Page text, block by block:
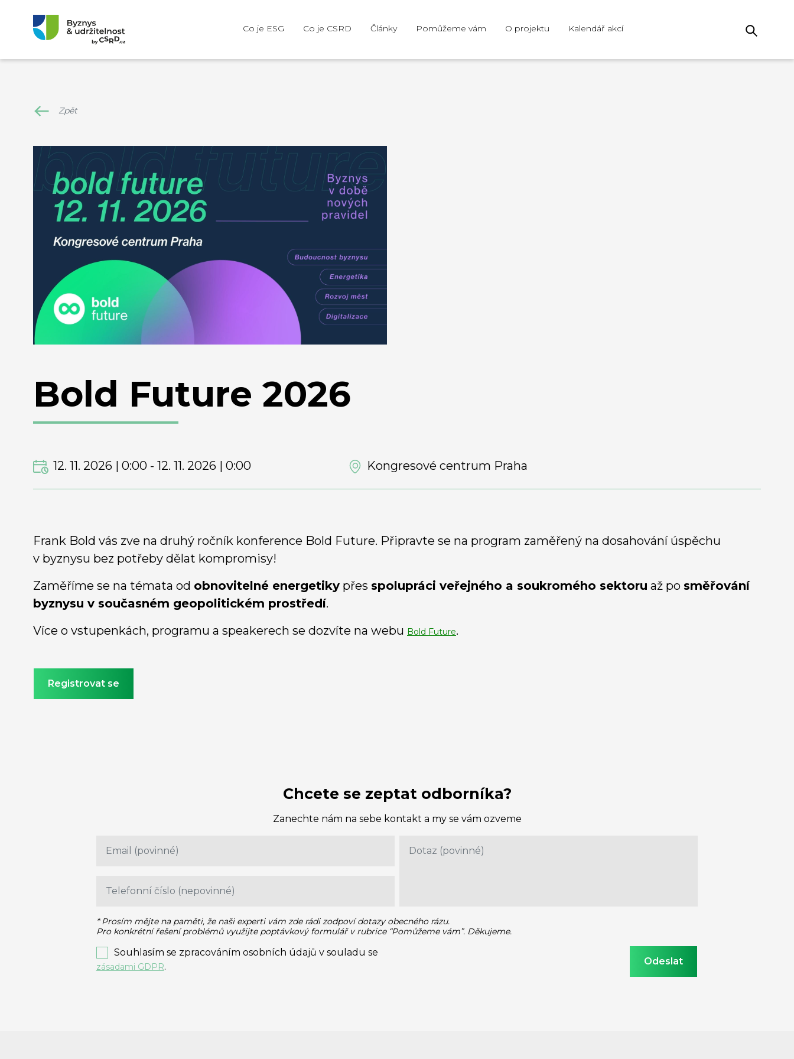
Co je ESG Co je CSRD Články Pomůžeme vám O projektu Kalendář akcí
Zpět
Bold Future 2026
12. 11. 2026 | 0:00 - 12. 11. 2026 | 0:00 Kongresové centrum Praha
Frank Bold vás zve na druhý ročník konference Bold Future. Připravte se na program zaměřený na dosahování úspěchu
v byznysu bez potřeby dělat kompromisy!
Zaměříme se na témata od obnovitelné energetiky přes spolupráci veřejného a soukromého sektoru až po směřování
byznysu v současném geopolitickém prostředí.
Více o vstupenkách, programu a speakerech se dozvíte na webu Bold Future.
Registrovat se
Chcete se zeptat odborníka?
Zanechte nám na sebe kontakt a my se vám ozveme
* Prosím mějte na paměti, že naši experti vám zde rádi zodpoví dotazy obecného rázu.
Pro konkrétní řešení problémů využijte poptávkový formulář v rubrice “Pomůžeme vám”. Děkujeme.
Souhlasím se zpracováním osobních údajů v souladu se
zásadami GDPR.